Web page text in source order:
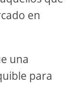
en
una
para